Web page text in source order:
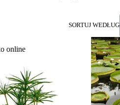
SORTUJ WEDŁUG
online